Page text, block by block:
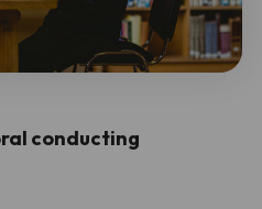
conducting